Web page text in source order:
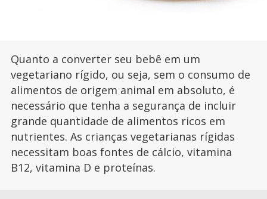
Quanto a converter seu bebê em um
vegetariano rígido, ou seja, sem o consumo de
alimentos de origem animal em absoluto, é
necessário que tenha a segurança de incluir
grande quantidade de alimentos ricos em
nutrientes. As crianças vegetarianas rígidas
necessitam boas fontes de cálcio, vitamina
B12, vitamina D e proteínas.